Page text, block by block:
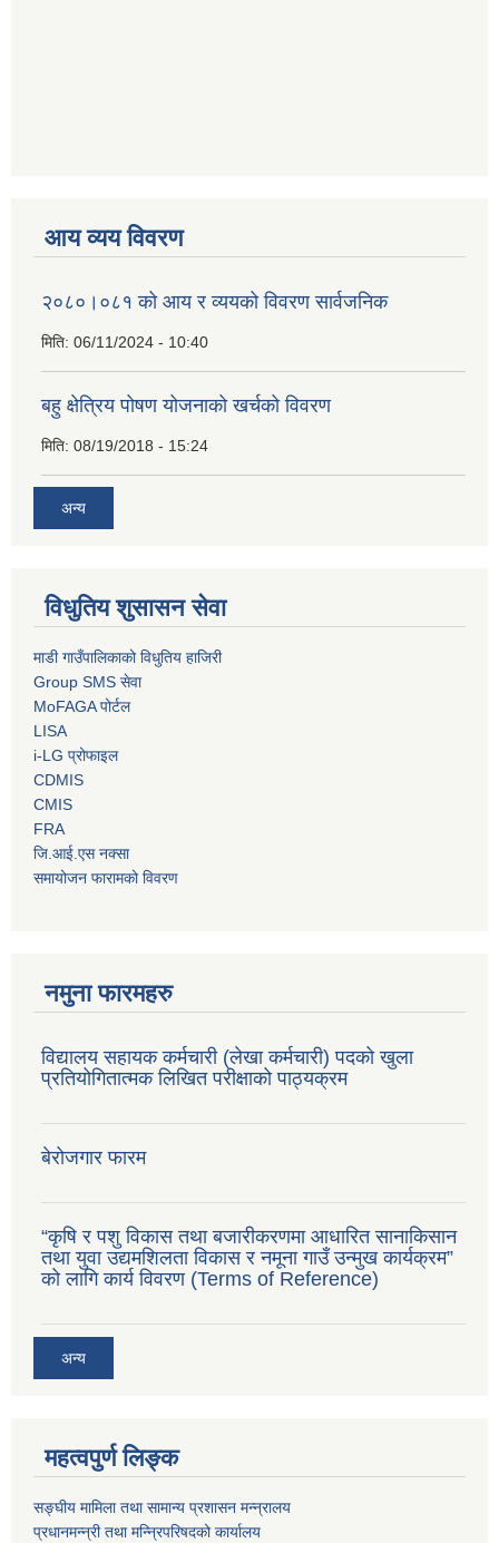
आय व्यय विवरण
२०८०।०८१ को आय र व्ययको विवरण सार्वजनिक
मिति: 06/11/2024 - 10:40
बहु क्षेत्रिय पोषण योजनाको खर्चको विवरण
मिति: 08/19/2018 - 15:24
अन्य
विधुतिय शुसासन सेवा
माडी गाउँपालिकाको विधुतिय हाजिरी
Group SMS सेवा
MoFAGA पोर्टल
LISA
i-LG प्रोफाइल
CDMIS
CMIS
FRA
जि.आई.एस नक्सा
समायोजन फारामको विवरण
नमुना फारमहरु
विद्यालय सहायक कर्मचारी (लेखा कर्मचारी) पदको खुला
प्रतियोगितात्मक लिखित परीक्षाको पाठ्यक्रम
बेरोजगार फारम
“कृषि र पशु विकास तथा बजारीकरणमा आधारित सानाकिसान
तथा युवा उद्यमशिलता विकास र नमूना गाउँ उन्मुख कार्यक्रम”
को लागि कार्य विवरण (Terms of Reference)
अन्य
महत्वपुर्ण लिङ्क
सङ्घीय मामिला तथा सामान्य प्रशासन मन्न्रालय
प्रधानमन्न्री तथा मन्न्रिपरिषदको कार्यालय